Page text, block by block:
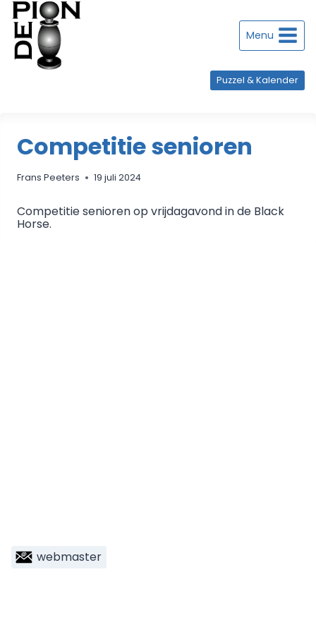
Doorgaan
naar
inhoud Menu
Puzzel & Kalender
Competitie senioren
Frans Peeters 19 juli 2024
Competitie senioren op vrijdagavond in de Black
Horse.
webmaster